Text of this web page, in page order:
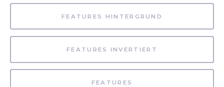
FEATURES HINTERGRUND
FEATURES INVERTIERT
FEATURES